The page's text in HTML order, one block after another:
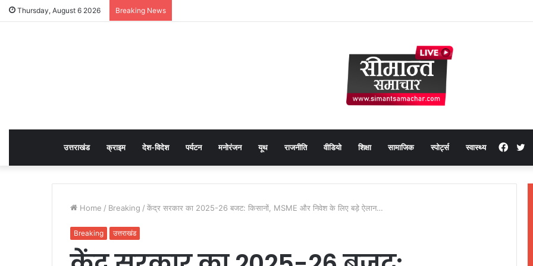
Thursday, August 6 2026 Breaking News
उत्तराखंड क्राइम देश-विदेश पर्यटन मनोरंजन यूथ राजनीति वीडियो शिक्षा सामाजिक स्पोर्ट्स स्वास्थ्य
Home / Breaking / केंद्र सरकार का 2025-26 बजट: किसानों, MSME और निवेश के लिए बड़े ऐलान…
Breaking उत्तराखंड